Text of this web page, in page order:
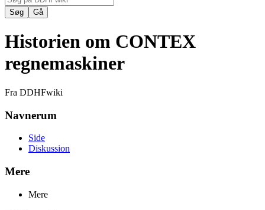
Historien om CONTEX
regnemaskiner
Fra DDHFwiki
Navnerum
Side
Diskussion
Mere
Mere